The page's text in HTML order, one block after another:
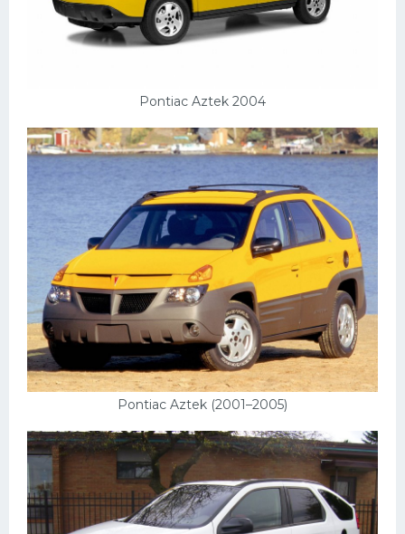
Pontiac Aztek 2004
Pontiac Aztek (2001–2005)